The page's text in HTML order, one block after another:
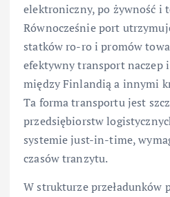
elektroniczny, po żywność i
Równocześnie port
statków ro-ro i promów
efektywny transport naczep
między Finlandią a innymi
Ta forma transportu jest
przedsiębiorstw
systemie just-in-time,
czasów tranzytu.
W strukturze przeładunków